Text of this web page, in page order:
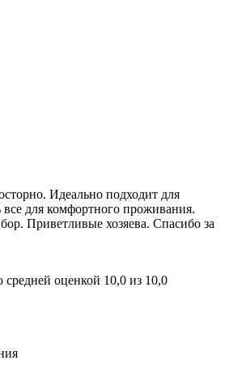
Идеально подходит для
для комфортного проживания.
Приветливые хозяева. Спасибо за
оценкой 10,0 из 10,0